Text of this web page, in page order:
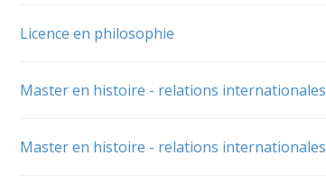
Licence en philosophie
Master en histoire - relations internationales
Master en histoire - relations internationales